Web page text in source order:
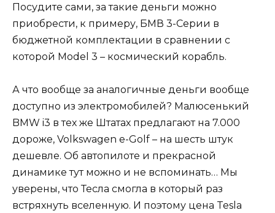
Посудите сами, за такие деньги можно
приобрести, к примеру, БМВ 3-Серии в
бюджетной комплектации в сравнении с
которой Model 3 – космический корабль.
А что вообще за аналогичные деньги вообще
доступно из электромобилей? Малюсенький
BMW i3 в тех же Штатах предлагают на 7.000
дороже, Volkswagen e-Golf – на шесть штук
дешевле. Об автопилоте и прекрасной
динамике тут можно и не вспоминать… Мы
уверены, что Тесла смогла в который раз
встряхнуть вселенную. И поэтому цена Tesla